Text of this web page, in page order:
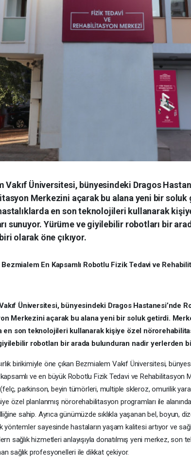
Vakıf Üniversitesi, bünyesindeki Dragos
Merkezini açarak bu alana yeni bir
en son teknolojileri kullanarak
sunuyor. Yürüme ve giyilebilir robotları bir
olarak öne çıkıyor.
Bezmialem En Kapsamlı Robotlu Fizik Tedavi ve
Üniversitesi, bünyesindeki Dragos Hastanesi’nde
Merkeziniaçarak bu alana yeni bir soluk getirdi.
en son teknolojileri kullanarak kişiye özel
robotları bir arada bulunduran nadir yerlerden
birikimiyle öne çıkan Bezmialem Vakıf Üniversitesi,
ve en büyük Robotlu Fizik Tedavi ve Rehabilitasyon
parkinson, beyin tümörleri, multiple skleroz, omurilik
özel planlanmış nörorehabilitasyon programları ile
sahip. Ayrıca günümüzde sıklıkla yaşanan bel, boyun,
sayesinde hastaların yaşam kalitesi artıyor ve
sağlık hizmetleri anlayışıyla donatılmış yeni merkez, son
sağlık profesyonelleri ile dikkat çekiyor.